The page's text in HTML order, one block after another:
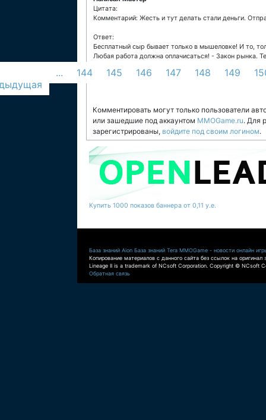
Цитата:
Комментарий: Жесть и тут делать стали деньги.
Ответ:
Бесплатный сыр бывает только в мышеловке! И то,
Любая работа должна оплачисаться! - Закон рынка.
... 144 145 146 147 148 149
Комментировать могут только пользователи
или зашедшие под аккаунтом MMOGame.ru. Для
зарегистрированы, войдите под своим логином.
Купить 1000 показов баннера от 0,11 у.е.
База знаний Aion База знаний Tera MMOGame - новости онлайн
Копирование материалов с данного сайта без ссылок на оригинал
Lineage II is a trademark of NCsoft Corporation. Copyright © NCsoft
Обратная связь